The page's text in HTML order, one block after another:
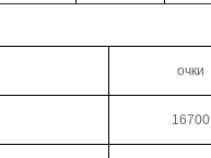
очки
16700